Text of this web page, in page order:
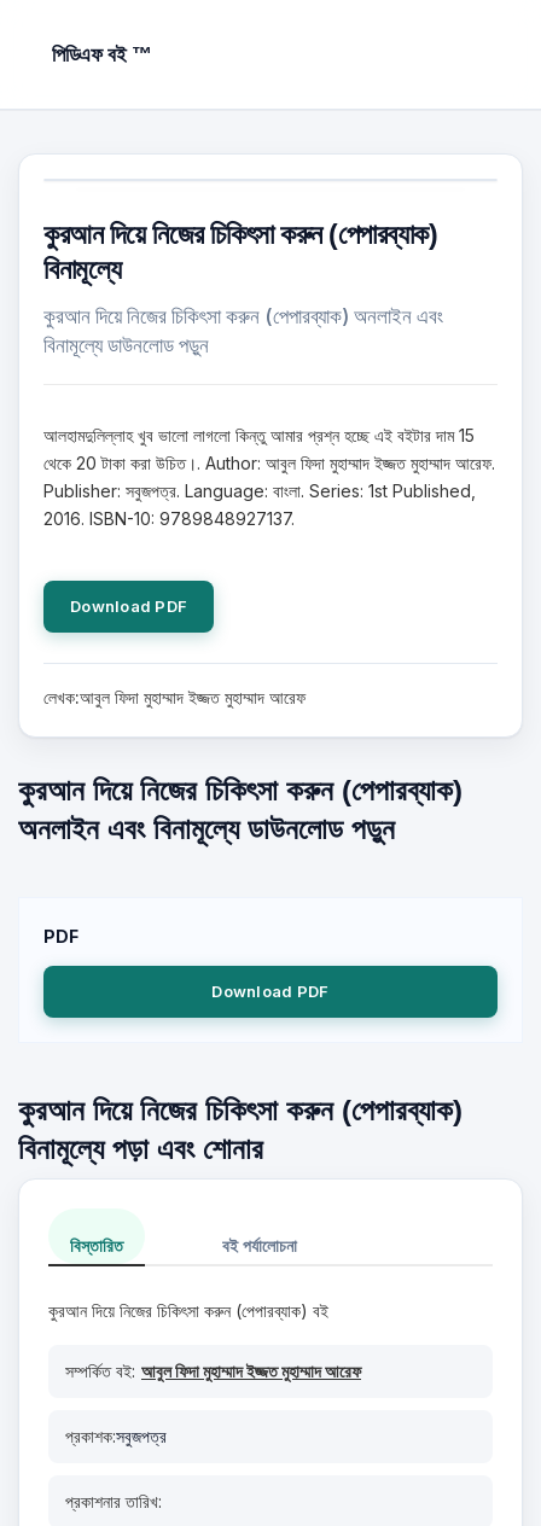
পিডিএফ বই ™
কুরআন দিয়ে নিজের চিকিৎসা করুন (পেপারব্যাক)
বিনামূল্যে
কুরআন দিয়ে নিজের চিকিৎসা করুন (পেপারব্যাক) অনলাইন এবং
বিনামূল্যে ডাউনলোড পড়ুন
আলহামদুলিল্লাহ খুব ভালো লাগলো কিন্তু আমার প্রশ্ন হচ্ছে এই বইটার দাম 15
থেকে 20 টাকা করা উচিত।. Author: আবুল ফিদা মুহাম্মাদ ইজ্জত মুহাম্মাদ আরেফ.
Publisher: সবুজপত্র. Language: বাংলা. Series: 1st Published,
2016. ISBN-10: 9789848927137.
Download PDF
লেখক:আবুল ফিদা মুহাম্মাদ ইজ্জত মুহাম্মাদ আরেফ
কুরআন দিয়ে নিজের চিকিৎসা করুন (পেপারব্যাক)
অনলাইন এবং বিনামূল্যে ডাউনলোড পড়ুন
PDF
Download PDF
কুরআন দিয়ে নিজের চিকিৎসা করুন (পেপারব্যাক)
বিনামূল্যে পড়া এবং শোনার
বিস্তারিত বই পর্যালোচনা
কুরআন দিয়ে নিজের চিকিৎসা করুন (পেপারব্যাক) বই
সম্পর্কিত বই: আবুল ফিদা মুহাম্মাদ ইজ্জত মুহাম্মাদ আরেফ
প্রকাশক:সবুজপত্র
প্রকাশনার তারিখ: